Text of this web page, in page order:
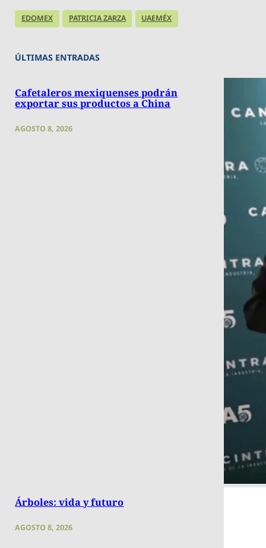
EDOMEX PATRICIA ZARZA UAEMÉX
ÚLTIMAS ENTRADAS
Cafetaleros mexiquenses podrán
exportar sus productos a China
AGOSTO 8, 2026
Árboles: vida y futuro
AGOSTO 8, 2026